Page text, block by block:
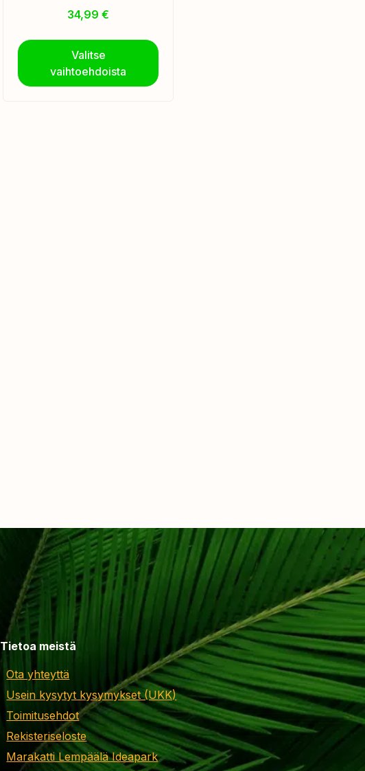
34,99€
Valitse
vaihtoehdoista
Tietoa meistä
Ota yhteyttä
Usein kysytyt kysymykset (UKK)
Toimitusehdot
Rekisteriseloste
Marakatti Lempäälä Ideapark